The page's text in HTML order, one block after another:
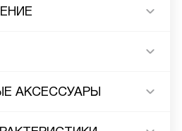
АКСЕССУАРЫ